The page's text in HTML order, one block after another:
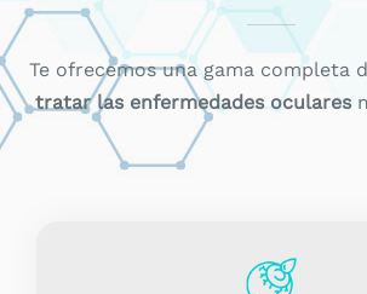
Te ofrecemos una gama completa
tratar las enfermedades oculares